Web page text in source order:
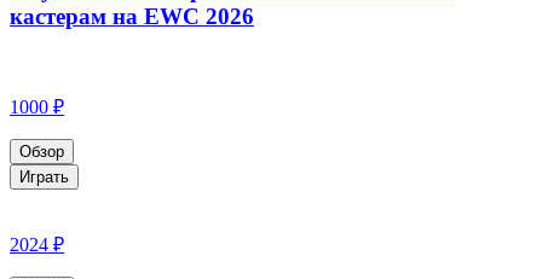
кастерам на EWC 2026
1000 ₽
Обзор
Играть
2024 ₽